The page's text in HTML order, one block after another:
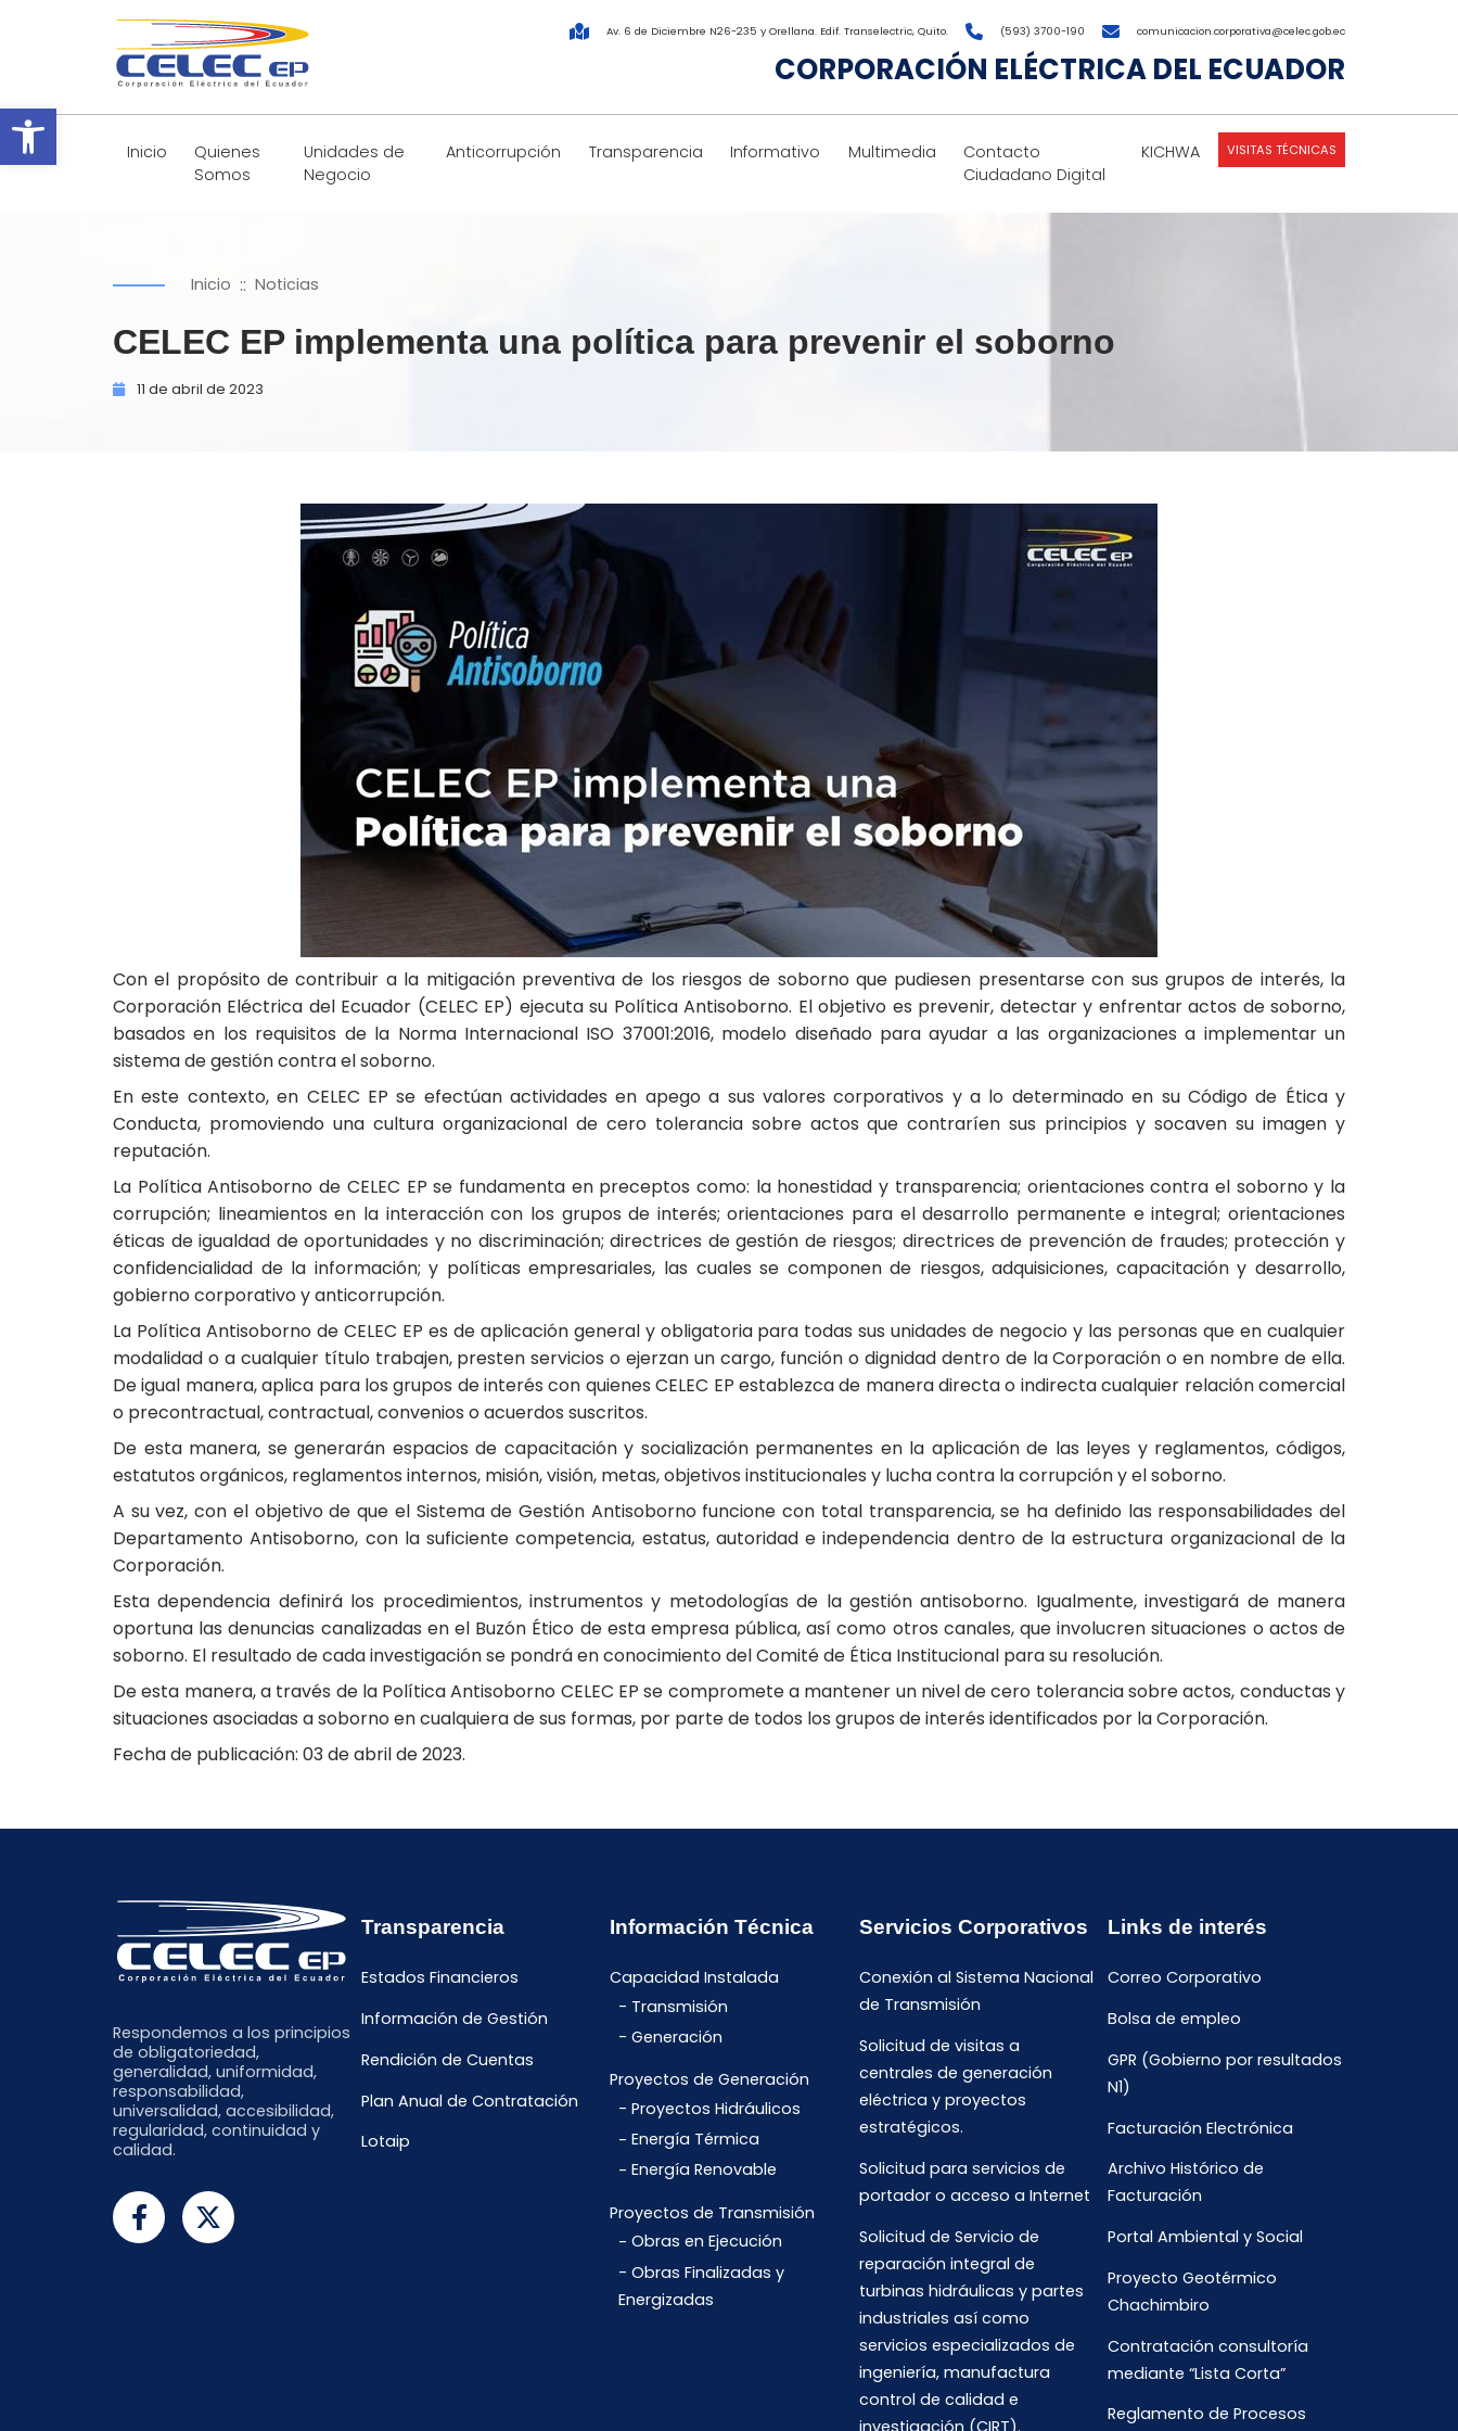
Abrir barra de herramientas
Av. 6 de Diciembre N26-235 y Orellana. Edif. Transelectric, Quito. (593) 3700-190 comunicacion.corporativa@celec.gob.ec
CORPORACIÓN ELÉCTRICA DEL ECUADOR
Inicio
Quienes
Somos
Unidades de
Negocio
Anticorrupción Transparencia Informativo Multimedia
Contacto
Ciudadano Digital
KICHWA VISITAS TÉCNICAS
Inicio :: Noticias
CELEC EP implementa una política para prevenir el soborno
11 de abril de 2023
Con el propósito de contribuir a la mitigación preventiva de los riesgos de soborno que pudiesen presentarse con sus grupos de interés, la
Corporación Eléctrica del Ecuador (CELEC EP) ejecuta su Política Antisoborno. El objetivo es prevenir, detectar y enfrentar actos de soborno,
basados en los requisitos de la Norma Internacional ISO 37001:2016, modelo diseñado para ayudar a las organizaciones a implementar un
sistema de gestión contra el soborno.
En este contexto, en CELEC EP se efectúan actividades en apego a sus valores corporativos y a lo determinado en su Código de Ética y
Conducta, promoviendo una cultura organizacional de cero tolerancia sobre actos que contraríen sus principios y socaven su imagen y
reputación.
La Política Antisoborno de CELEC EP se fundamenta en preceptos como: la honestidad y transparencia; orientaciones contra el soborno y la
corrupción; lineamientos en la interacción con los grupos de interés; orientaciones para el desarrollo permanente e integral; orientaciones
éticas de igualdad de oportunidades y no discriminación; directrices de gestión de riesgos; directrices de prevención de fraudes; protección y
confidencialidad de la información; y políticas empresariales, las cuales se componen de riesgos, adquisiciones, capacitación y desarrollo,
gobierno corporativo y anticorrupción.
La Política Antisoborno de CELEC EP es de aplicación general y obligatoria para todas sus unidades de negocio y las personas que en cualquier
modalidad o a cualquier título trabajen, presten servicios o ejerzan un cargo, función o dignidad dentro de la Corporación o en nombre de ella.
De igual manera, aplica para los grupos de interés con quienes CELEC EP establezca de manera directa o indirecta cualquier relación comercial
o precontractual, contractual, convenios o acuerdos suscritos.
De esta manera, se generarán espacios de capacitación y socialización permanentes en la aplicación de las leyes y reglamentos, códigos,
estatutos orgánicos, reglamentos internos, misión, visión, metas, objetivos institucionales y lucha contra la corrupción y el soborno.
A su vez, con el objetivo de que el Sistema de Gestión Antisoborno funcione con total transparencia, se ha definido las responsabilidades del
Departamento Antisoborno, con la suficiente competencia, estatus, autoridad e independencia dentro de la estructura organizacional de la
Corporación.
Esta dependencia definirá los procedimientos, instrumentos y metodologías de la gestión antisoborno. Igualmente, investigará de manera
oportuna las denuncias canalizadas en el Buzón Ético de esta empresa pública, así como otros canales, que involucren situaciones o actos de
soborno. El resultado de cada investigación se pondrá en conocimiento del Comité de Ética Institucional para su resolución.
De esta manera, a través de la Política Antisoborno CELEC EP se compromete a mantener un nivel de cero tolerancia sobre actos, conductas y
situaciones asociadas a soborno en cualquiera de sus formas, por parte de todos los grupos de interés identificados por la Corporación.
Fecha de publicación: 03 de abril de 2023.
Respondemos a los principios
de obligatoriedad,
generalidad, uniformidad,
responsabilidad,
universalidad, accesibilidad,
regularidad, continuidad y
calidad.
Transparencia
Estados Financieros
Información de Gestión
Rendición de Cuentas
Plan Anual de Contratación
Lotaip
Información Técnica
Capacidad Instalada
Transmisión
Generación
Proyectos de Generación
Proyectos Hidráulicos
Energía Térmica
Energía Renovable
Proyectos de Transmisión
Obras en Ejecución
Obras Finalizadas y
Energizadas
Servicios Corporativos
Conexión al Sistema Nacional
de Transmisión
Solicitud de visitas a
centrales de generación
eléctrica y proyectos
estratégicos.
Solicitud para servicios de
portador o acceso a Internet
Solicitud de Servicio de
reparación integral de
turbinas hidráulicas y partes
industriales así como
servicios especializados de
ingeniería, manufactura
control de calidad e
investigación (CIRT).
Links de interés
Correo Corporativo
Bolsa de empleo
GPR (Gobierno por resultados
N1)
Facturación Electrónica
Archivo Histórico de
Facturación
Portal Ambiental y Social
Proyecto Geotérmico
Chachimbiro
Contratación consultoría
mediante “Lista Corta”
Reglamento de Procesos